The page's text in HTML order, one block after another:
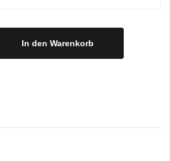
In den Warenkorb